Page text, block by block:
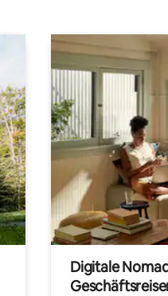
Digitale